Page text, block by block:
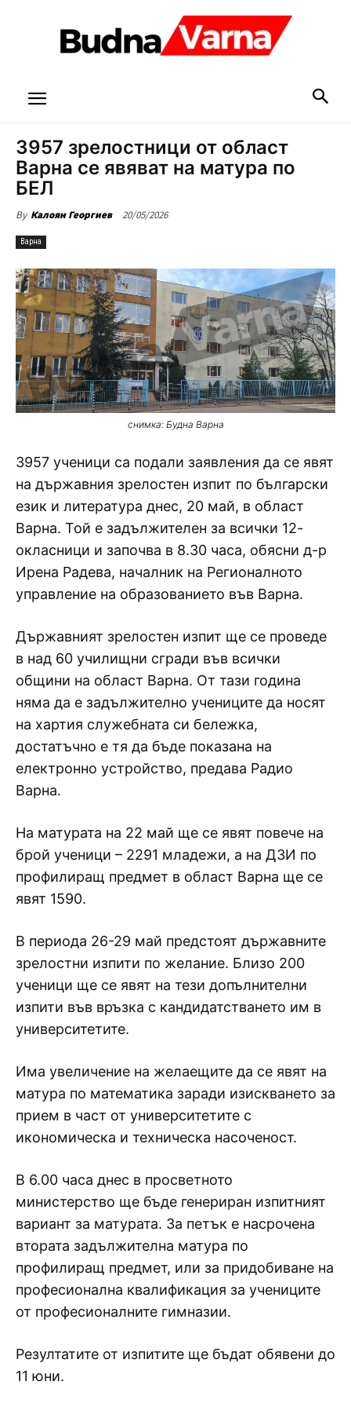
3957 зрелостници от област
Варна се явяват на матура по
БЕЛ
By Калоян Георгиев 20/05/2026
Варна
снимка: Будна Варна
3957 ученици са подали заявления да се явят
на държавния зрелостен изпит по български
език и литература днес, 20 май, в област
Варна. Той е задължителен за всички 12-
окласници и започва в 8.30 часа, обясни д-р
Ирена Радева, началник на Регионалното
управление на образованието във Варна.
Държавният зрелостен изпит ще се проведе
в над 60 училищни сгради във всички
общини на област Варна. От тази година
няма да е задължително учениците да носят
на хартия служебната си бележка,
достатъчно е тя да бъде показана на
електронно устройство, предава Радио
Варна.
На матурата на 22 май ще се явят повече на
брой ученици – 2291 младежи, а на ДЗИ по
профилиращ предмет в област Варна ще се
явят 1590.
В периода 26-29 май предстоят държавните
зрелостни изпити по желание. Близо 200
ученици ще се явят на тези допълнителни
изпити във връзка с кандидатстването им в
университетите.
Има увеличение на желаещите да се явят на
матура по математика заради изискването за
прием в част от университетите с
икономическа и техническа насоченост.
В 6.00 часа днес в просветното
министерство ще бъде генериран изпитният
вариант за матурата. За петък е насрочена
втората задължителна матура по
профилиращ предмет, или за придобиване на
професионална квалификация за учениците
от професионалните гимназии.
Резултатите от изпитите ще бъдат обявени до
11 юни.